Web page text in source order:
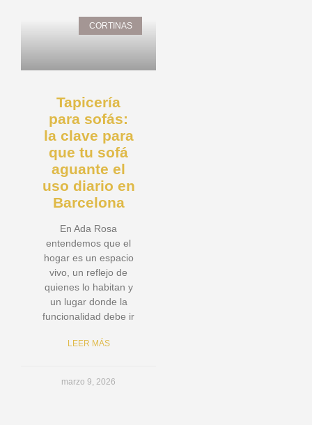
CORTINAS
Tapicería
para sofás:
la clave para
que tu sofá
aguante el
uso diario en
Barcelona
En Ada Rosa
entendemos que el
hogar es un espacio
vivo, un reflejo de
quienes lo habitan y
un lugar donde la
funcionalidad debe ir
LEER MÁS
marzo 9, 2026